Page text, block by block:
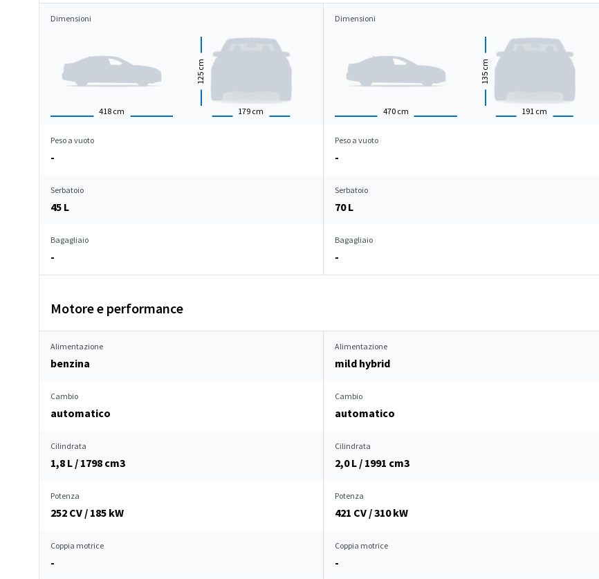
Dimensioni
418 cm 179 cm
125
cm
Dimensioni
470 cm 191 cm
135
cm
Peso a vuoto
-
Peso a vuoto
-
Serbatoio
45 L
Serbatoio
70 L
Bagagliaio
-
Bagagliaio
-
Motore e performance
Alimentazione
benzina
Alimentazione
mild hybrid
Cambio
automatico
Cambio
automatico
Cilindrata
1,8 L / 1798 cm3
Cilindrata
2,0 L / 1991 cm3
Potenza
252 CV / 185 kW
Potenza
421 CV / 310 kW
Coppia motrice
-
Coppia motrice
-